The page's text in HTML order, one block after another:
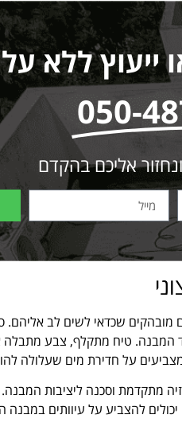
ללא
050-
אליכם בהקדם
מובהקים שכדאי לשים לב אליהם.
ולחצים בשלד המבנה. טיח מתקלף, צבע
על חדירת מים שעלולה
מתקדמת וסכנה ליציבות המבנה.
להצביע על עיוותים במבנה